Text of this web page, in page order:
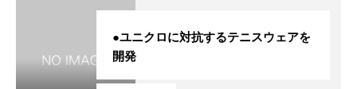
●ユニクロに対抗するテニスウェアを
開発